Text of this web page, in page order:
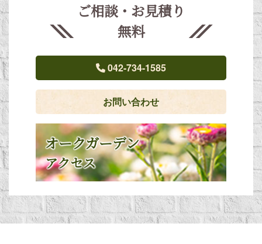
ご相談・お見積り
無料
042-734-1585
お問い合わせ
オークガーデン
アクセス